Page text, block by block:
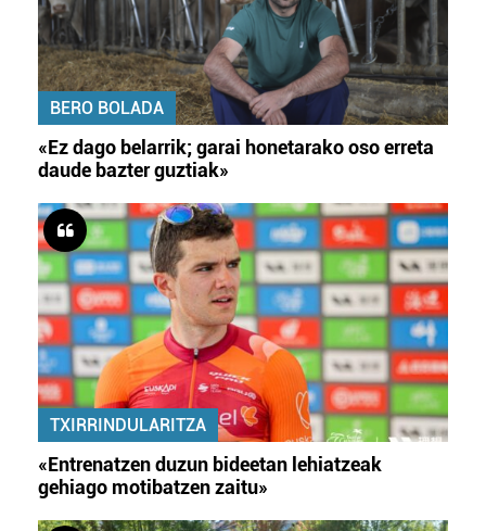
BERO BOLADA
«Ez dago belarrik; garai honetarako oso erreta
daude bazter guztiak»
TXIRRINDULARITZA
«Entrenatzen duzun bideetan lehiatzeak
gehiago motibatzen zaitu»